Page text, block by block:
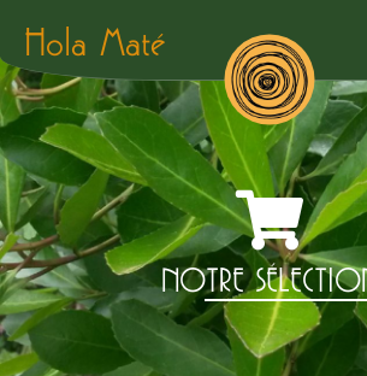
Hola Maté
NOTRE